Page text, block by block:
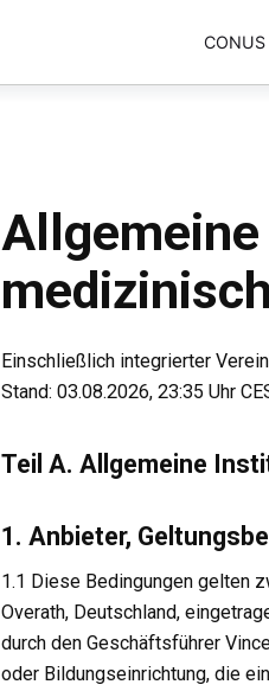
Einschließlich integrierter
Stand: 03.08.2026, 23:35 Uhr
Teil A. Allgemeine
1. Anbieter,
1.1 Diese Bedingungen gelten
Overath, Deutschland,
durch den Geschäftsführer
oder Bildungseinrichtung, die